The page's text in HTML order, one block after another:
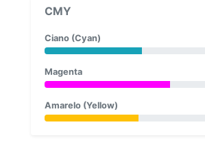
CMY
Ciano (Cyan)
Magenta
Amarelo (Yellow)